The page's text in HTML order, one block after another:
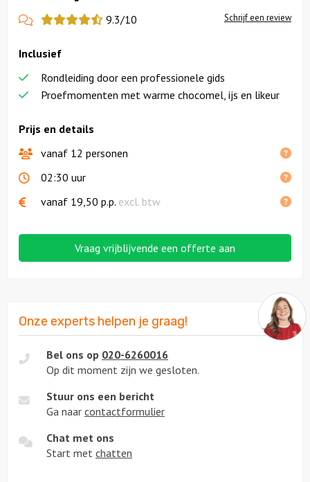
View
reviews
9.3/10 Schrijf een review
Prijs en details
vanaf 12 personen
02:30 uur
vanaf 19,50 p.p. excl. btw
Inclusief
Rondleiding door een professionele gids
Proefmomenten met warme chocomel, ijs en likeur
Vraag vrijblijvende een offerte aan
Onze experts helpen je graag!
Bel ons op 020-6260016
Op dit moment zijn we gesloten.
Stuur ons een bericht
Ga naar contactformulier
Chat met ons
Start met chatten